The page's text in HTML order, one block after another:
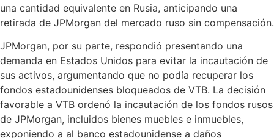
una cantidad equivalente en Rusia, anticipando una
retirada de JPMorgan del mercado ruso sin compensación.
JPMorgan, por su parte, respondió presentando una
demanda en Estados Unidos para evitar la incautación de
sus activos, argumentando que no podía recuperar los
fondos estadounidenses bloqueados de VTB. La decisión
favorable a VTB ordenó la incautación de los fondos rusos
de JPMorgan, incluidos bienes muebles e inmuebles,
exponiendo a al banco estadounidense a daños